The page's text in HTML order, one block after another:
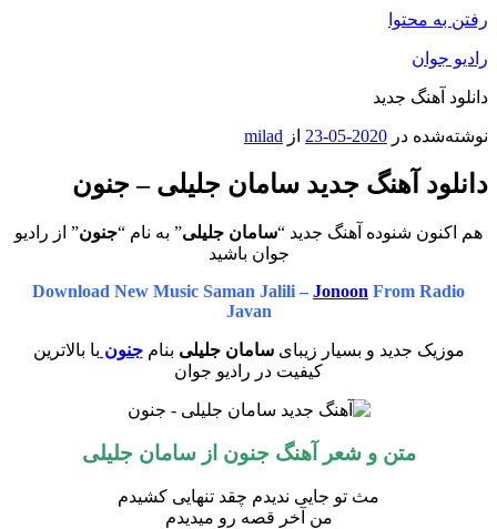
رفتن به محتوا
رادیو جوان
دانلود آهنگ جدید
نوشته‌شده در 2020-05-23 از milad
دانلود آهنگ جدید سامان جلیلی – جنون
هم اکنون شنوده آهنگ جدید “سامان جلیلی” به نام “جنون” از رادیو
جوان باشید
Download New Music Saman Jalili – Jonoon From Radio
Javan
موزیک جدید و بسیار زیبایسامان جلیلی بنامجنون با بالاترین
کیفیت در رادیو جوان
متن و شعر آهنگ جنون از سامان جلیلی
مث تو جایی ندیدم چقد تنهایی کشیدم
من آخر قصه رو میدیدم